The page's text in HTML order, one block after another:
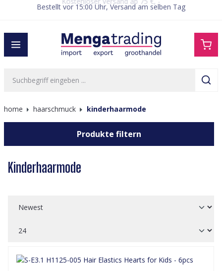
springenBestellt vor 15:00 Uhr, Versand am selben Tag
home haarschmuck kinderhaarmode
Produkte filtern
Kinderhaarmode